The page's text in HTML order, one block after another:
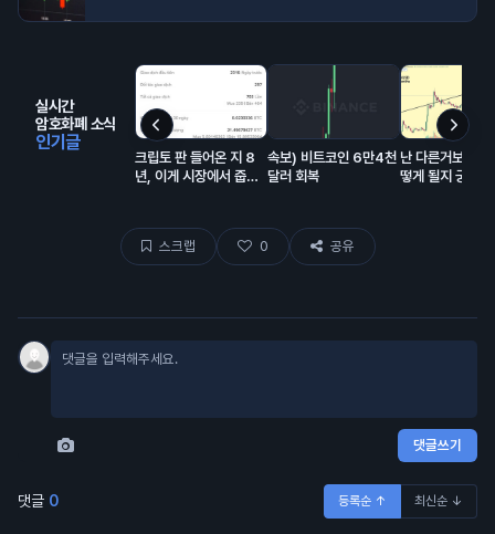
실시간
암호화폐 소식
인기글
크립토 판 들어온 지 8
년, 이게 시장에서 줍줍
속보) 비트코인 6만4천
달러 회복
난 다른거보다
떻게 될지 궁금함
스크랩 0 공유
댓글쓰기
댓글 0 등록순 ↑ 최신순 ↓